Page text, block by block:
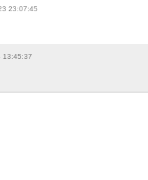
23:07:45
13:45:37